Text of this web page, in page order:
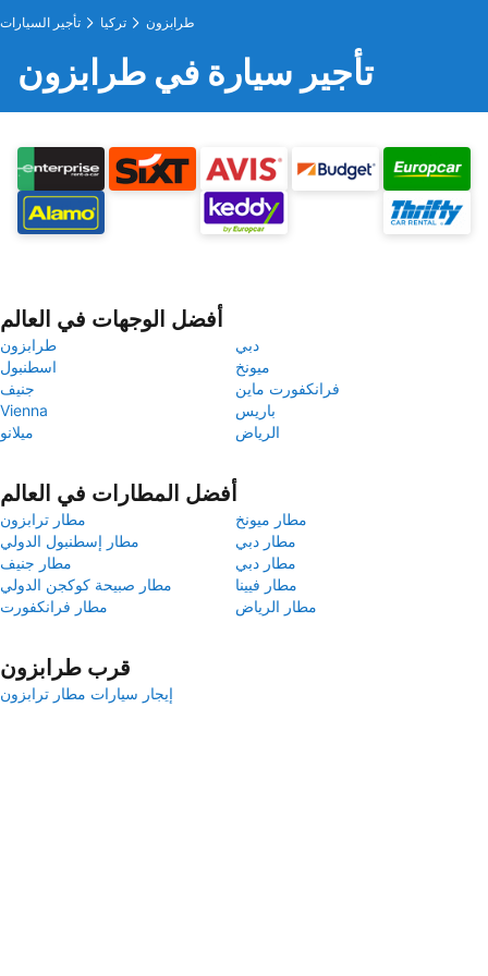
تأجير السيارات تركيا طرابزون
تأجير سيارة في طرابزون
أفضل الوجهات في العالم
طرابزون
دبي
اسطنبول
ميونخ
جنيف
فرانكفورت ماين
Vienna
باريس
ميلانو
الرياض
أفضل المطارات في العالم
مطار ترابزون
مطار ميونخ
مطار إسطنبول الدولي
مطار دبي
مطار جنيف
مطار دبي
مطار صبيحة كوكجن الدولي
مطار فيينا
مطار فرانكفورت
مطار الرياض
قرب طرابزون
إيجار سيارات مطار ترابزون